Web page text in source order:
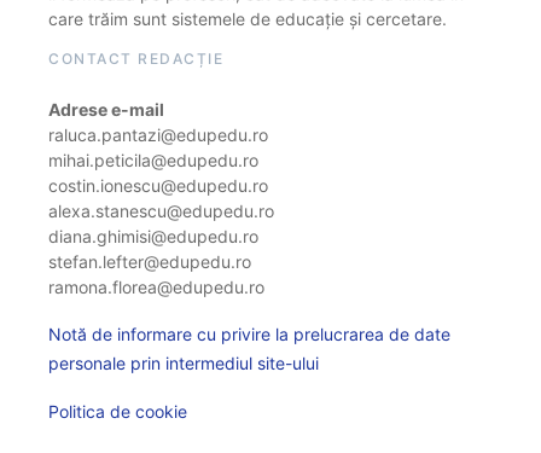
care trăim sunt sistemele de educație și cercetare.
CONTACT REDACȚIE
Adrese e-mail
raluca.pantazi@edupedu.ro
mihai.peticila@edupedu.ro
costin.ionescu@edupedu.ro
alexa.stanescu@edupedu.ro
diana.ghimisi@edupedu.ro
stefan.lefter@edupedu.ro
ramona.florea@edupedu.ro
Notă de informare cu privire la prelucrarea de date
personale prin intermediul site-ului
Politica de cookie